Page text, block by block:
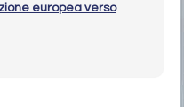
europea verso